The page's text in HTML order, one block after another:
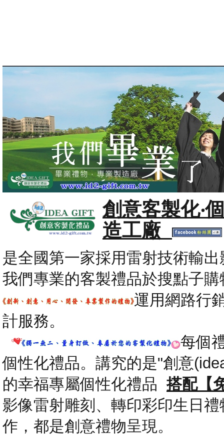
創意客製化‧
造工廠
是全國第一家採用雷射技術輸
我們專業的客製禮品於搜點子
運用網路行
計服務。
每個
個性化禮品。講究的是"創意
的幸福專屬個性化禮品搭配【
影像雷射雕刻、轉印彩印生日禮
作，都是創意禮物呈現。